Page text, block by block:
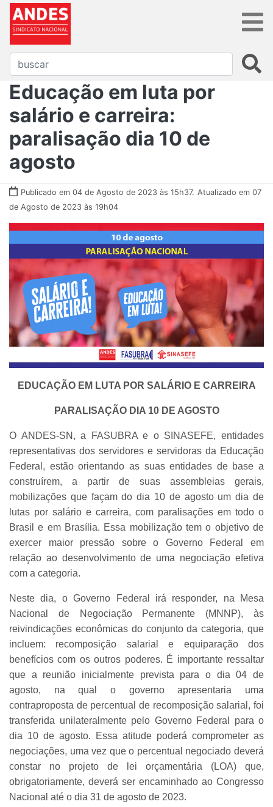
Educação em luta por
salário e carreira:
paralisação dia 10 de
agosto
Publicado em 04 de Agosto de 2023 às 15h37. Atualizado em 07
de Agosto de 2023 às 19h04
EDUCAÇÃO EM LUTA POR SALÁRIO E CARREIRA
PARALISAÇÃO DIA 10 DE AGOSTO
O ANDES-SN, a FASUBRA e o SINASEFE, entidades
representativas dos servidores e servidoras da Educação
Federal, estão orientando as suas entidades de base a
construírem, a partir de suas assembleias gerais,
mobilizações que façam do dia 10 de agosto um dia de
lutas por salário e carreira, com paralisações em todo o
Brasil e em Brasília. Essa mobilização tem o objetivo de
exercer maior pressão sobre o Governo Federal em
relação ao desenvolvimento de uma negociação efetiva
com a categoria.
Neste dia, o Governo Federal irá responder, na Mesa
Nacional de Negociação Permanente (MNNP), às
reivindicações econômicas do conjunto da categoria, que
incluem: recomposição salarial e equiparação dos
benefícios com os outros poderes. É importante ressaltar
que a reunião inicialmente prevista para o dia 04 de
agosto, na qual o governo apresentaria uma
contraproposta de percentual de recomposição salarial, foi
transferida unilateralmente pelo Governo Federal para o
dia 10 de agosto. Essa atitude poderá comprometer as
negociações, uma vez que o percentual negociado deverá
constar no projeto de lei orçamentária (LOA) que,
obrigatoriamente, deverá ser encaminhado ao Congresso
Nacional até o dia 31 de agosto de 2023.